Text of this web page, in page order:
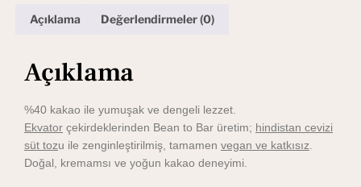
Açıklama Değerlendirmeler (0)
Açıklama
%40 kakao ile yumuşak ve dengeli lezzet.
Ekvator çekirdeklerinden Bean to Bar üretim; hindistan cevizi
süt tozu ile zenginleştirilmiş, tamamen vegan ve katkısız
Doğal, kremamsı ve yoğun kakao deneyimi.